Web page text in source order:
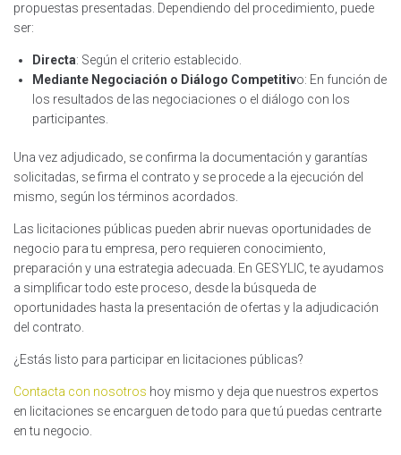
propuestas presentadas. Dependiendo del procedimiento, puede
ser:
Directa: Según el criterio establecido.
Mediante Negociación o Diálogo Competitivo: En función de
los resultados de las negociaciones o el diálogo con los
participantes.
Una vez adjudicado, se confirma la documentación y garantías
solicitadas, se firma el contrato y se procede a la ejecución del
mismo, según los términos acordados.
Las licitaciones públicas pueden abrir nuevas oportunidades de
negocio para tu empresa, pero requieren conocimiento,
preparación y una estrategia adecuada. En GESYLIC, te ayudamos
a simplificar todo este proceso, desde la búsqueda de
oportunidades hasta la presentación de ofertas y la adjudicación
del contrato.
¿Estás listo para participar en licitaciones públicas?
Contacta con nosotros hoy mismo y deja que nuestros expertos
en licitaciones se encarguen de todo para que tú puedas centrarte
en tu negocio.